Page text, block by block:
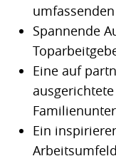
Spannende
Eine auf
Ein